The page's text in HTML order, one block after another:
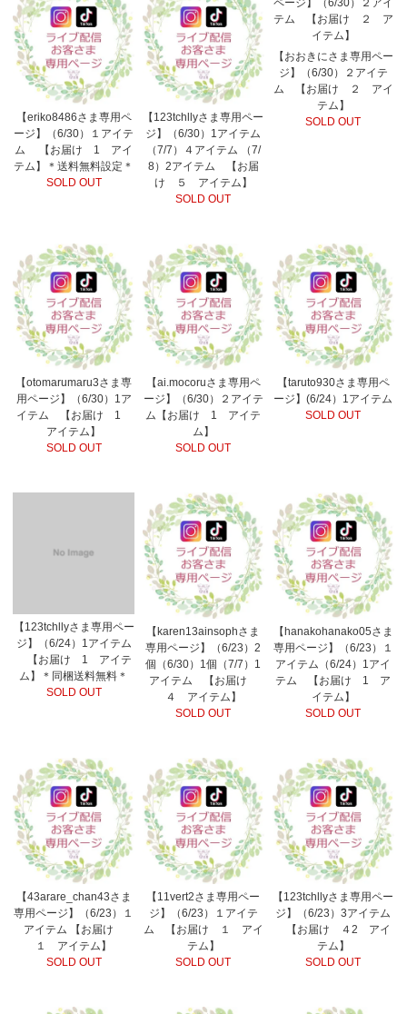
【eriko8486さま専用ペ
ージ】（6/30）１アイテ
ム 【お届け 1 アイ
テム】＊送料無料設定＊
SOLD OUT
【123tchllyさま専用ペー
ジ】（6/30）1アイテム
（7/7）４アイテム （7/
8）2アイテム 【お届
け ５ アイテム】
SOLD OUT
【おおきにさま専用ペー
ジ】（6/30）２アイテ
ム 【お届け ２ アイ
テム】
SOLD OUT
【otomarumaru3さま専
用ページ】（6/30）1ア
イテム 【お届け 1
アイテム】
SOLD OUT
【ai.mocoruさま専用ペ
ージ】（6/30）２アイテ
ム【お届け 1 アイテ
ム】
SOLD OUT
【taruto930さま専用ペ
ージ】(6/24）1アイテム
SOLD OUT
【123tchllyさま専用ペー
ジ】（6/24）1アイテム
【お届け 1 アイテ
ム】＊同梱送料無料＊
SOLD OUT
【karen13ainsophさま
専用ページ】（6/23）2
個（6/30）1個（7/7）1
アイテム 【お届け
４ アイテム】
SOLD OUT
【hanakohanako05さま
専用ページ】（6/23）１
アイテム（6/24）1アイ
テム 【お届け 1 ア
イテム】
SOLD OUT
【43arare_chan43さま
専用ページ】（6/23）１
アイテム 【お届け
１ アイテム】
SOLD OUT
【11vert2さま専用ペー
ジ】（6/23）１アイテ
ム 【お届け １ アイ
テム】
SOLD OUT
【123tchllyさま専用ペー
ジ】（6/23）3アイテム
【お届け ４2 アイ
テム】
SOLD OUT